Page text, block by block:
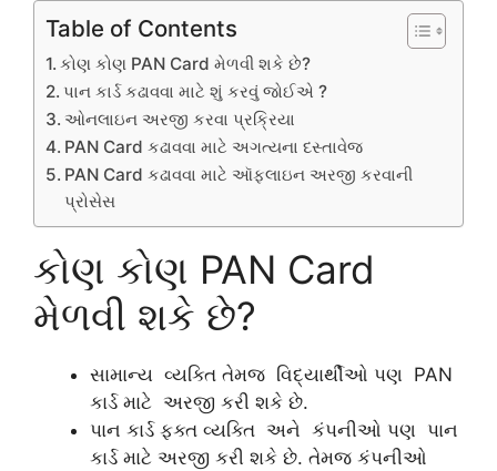
Table of Contents
કોણ કોણ PAN Card મેળવી શકે છે?
પાન કાર્ડ કઢાવવા માટે શું કરવું જોઈએ ?
ઓનલાઇન અરજી કરવા પ્રક્રિયા
PAN Card કઢાવવા માટે અગત્યના દસ્તાવેજ
PAN Card કઢાવવા માટે ઑફલાઇન અરજી કરવાની
પ્રોસેસ
કોણ કોણ PAN Card
મેળવી શકે છે?
સામાન્ય વ્યક્તિ તેમજ વિદ્યાર્થીઓ પણ PAN
કાર્ડ માટે અરજી કરી શકે છે.
પાન કાર્ડ ફક્ત વ્યક્તિ અને કંપનીઓ પણ પાન
કાર્ડ માટે અરજી કરી શકે છે. તેમજ કંપનીઓ